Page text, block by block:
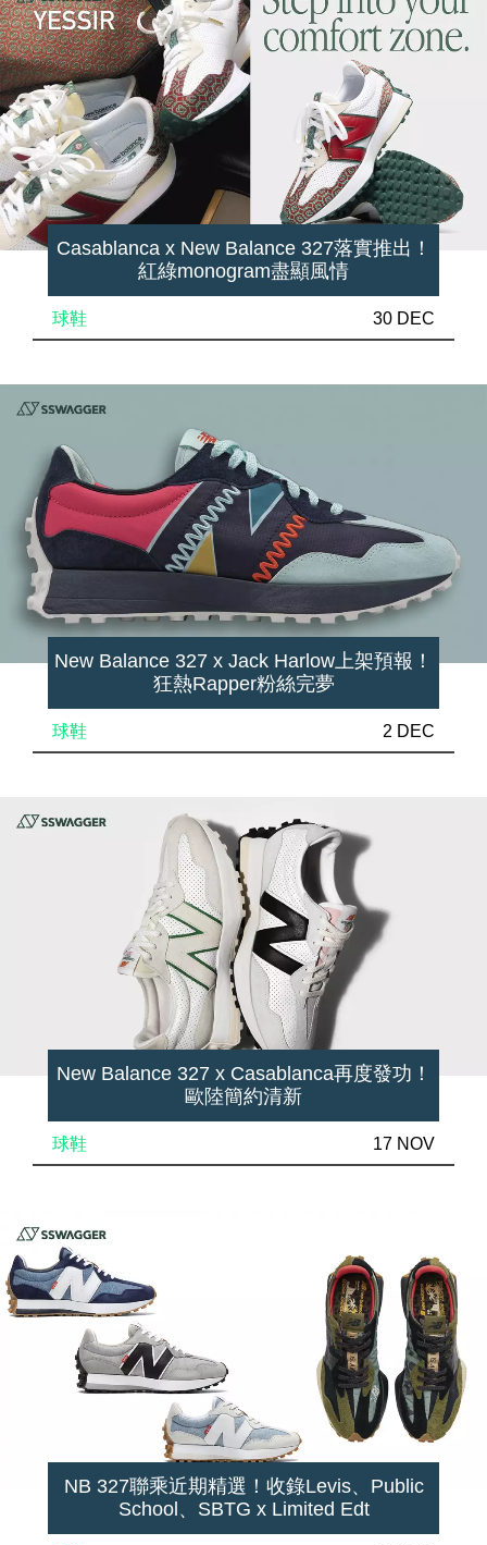
Casablanca x New Balance 327落實推出！
紅綠monogram盡顯風情
球鞋 30 DEC
New Balance 327 x Jack Harlow上架預報！
狂熱Rapper粉絲完夢
球鞋 2 DEC
New Balance 327 x Casablanca再度發功！
歐陸簡約清新
球鞋 17 NOV
NB 327聯乘近期精選！收錄Levis、Public
School、SBTG x Limited Edt